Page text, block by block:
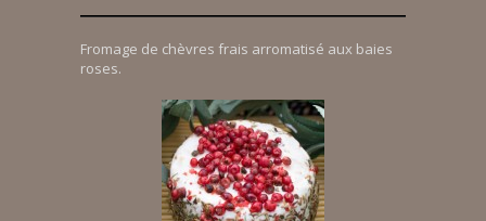
Fromage de chèvres frais arromatisé aux baies
roses.